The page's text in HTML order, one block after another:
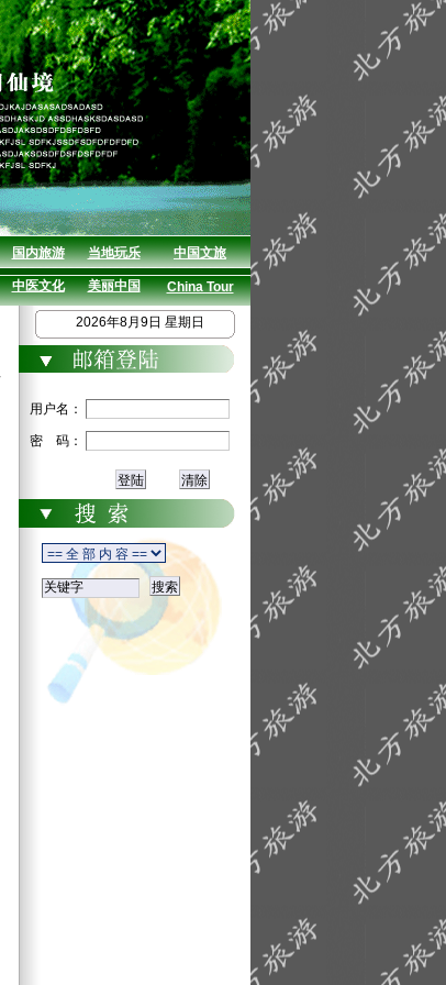
国内旅游 当地玩乐 中国文旅
中医文化 美丽中国
China Tour
2026年8月9日 星期日
用户名：
密 码：